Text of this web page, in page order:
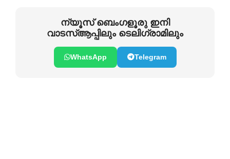
ന്യൂസ് ബെംഗളൂരു ഇനി
വാടസ്ആപ്പിലും ടെലിഗ്രാമിലും
WhatsApp Telegram